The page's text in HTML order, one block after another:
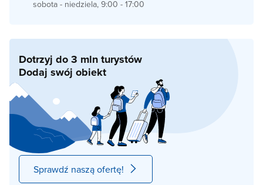
sobota - niedziela, 9:00 - 17:00
Dotrzyj do 3 mln turystów
Dodaj swój obiekt
Sprawdź naszą ofertę!